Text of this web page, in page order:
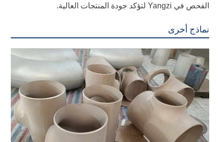
الفحص في Yangzi لتؤكد جودة المنتجات العالية.
نماذج أخرى